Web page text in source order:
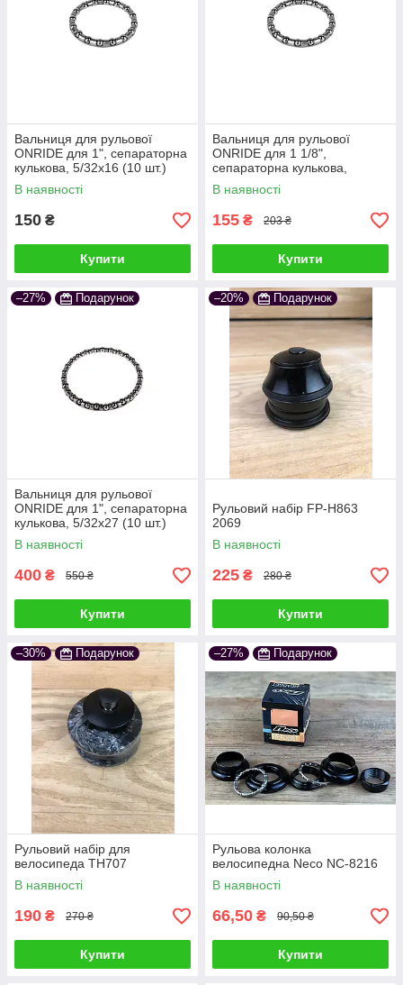
Вальниця для рульової
ONRIDE для 1", сепараторна
кулькова, 5/32x16 (10 шт.)
В наявності
150 ₴
Купити
Вальниця для рульової
ONRIDE для 1 1/8",
сепараторна кулькова,
5/32x22 (10 шт.)
В наявності
155 ₴ 203 ₴
Купити
–27% Подарунок
Вальниця для рульової
ONRIDE для 1", сепараторна
кулькова, 5/32x27 (10 шт.)
В наявності
400 ₴ 550 ₴
Купити
–20% Подарунок
Рульовий набір FP-H863
2069
В наявності
225 ₴ 280 ₴
Купити
–30% Подарунок
Рульовий набір для
велосипеда TH707
В наявності
190 ₴ 270 ₴
Купити
–27% Подарунок
Рульова колонка
велосипедна Neco NC-8216
В наявності
66,50 ₴ 90,50 ₴
Купити